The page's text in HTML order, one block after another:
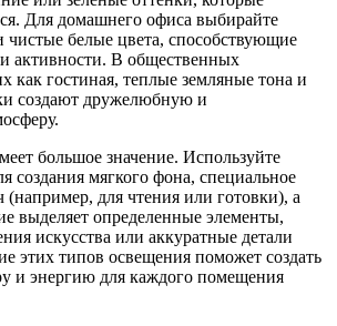
Для домашнего офиса выбирайте
чистые белые цвета, способствующие
активности. В общественных
как гостиная, теплые земляные тона и
создают дружелюбную и
большое значение. Используйте
создания мягкого фона, специальное
(например, для чтения или готовки), а
выделяет определенные элементы,
искусства или аккуратные детали
этих типов освещения поможет создать
и энергию для каждого помещения